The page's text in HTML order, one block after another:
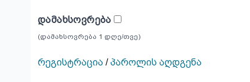
ᲓᲐᲛᲐᲮᲡᲝᲕᲠᲔᲑᲐ
(დამახსოვრება 1 დღე/თვე)
რეგისტრაცია /პაროლის აღდგენა